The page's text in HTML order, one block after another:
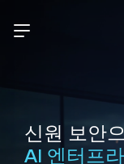
신원 보안
AI 엔터프